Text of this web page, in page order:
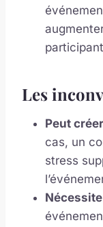
Les
Peut
cas, un
stress